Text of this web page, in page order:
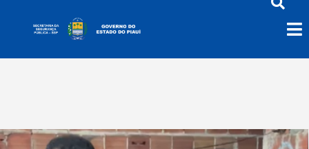
Pranaíba